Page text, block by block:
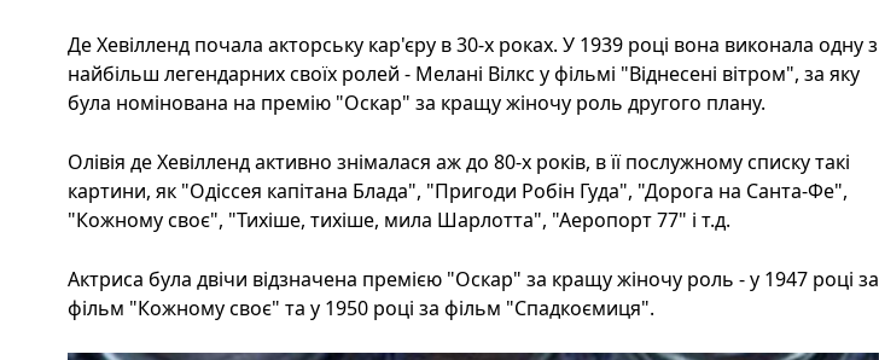
Де Хевілленд почала акторську кар'єру в 30-х роках. У 1939 році вона виконала одну з
найбільш легендарних своїх ролей - Мелані Вілкс у фільмі "Віднесені вітром", за яку
була номінована на премію "Оскар" за кращу жіночу роль другого плану.
Олівія де Хевілленд активно знімалася аж до 80-х років, в її послужному списку такі
картини, як "Одіссея капітана Блада", "Пригоди Робін Гуда", "Дорога на Санта-Фе",
"Кожному своє", "Тихіше, тихіше, мила Шарлотта", "Аеропорт 77" і т.д.
Актриса була двічи відзначена премією "Оскар" за кращу жіночу роль - у 1947 році за
фільм "Кожному своє" та у 1950 році за фільм "Спадкоємиця".